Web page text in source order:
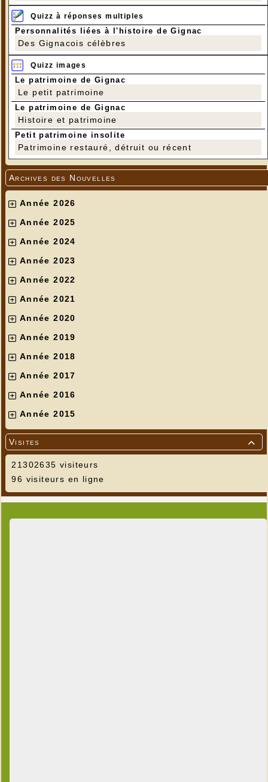
Quizz à réponses multiples
Personnalités liées à l'histoire de Gignac
Des Gignacois célèbres
Quizz images
Le patrimoine de Gignac
Le petit patrimoine
Le patrimoine de Gignac
Histoire et patrimoine
Petit patrimoine insolite
Patrimoine restauré, détruit ou récent
Archives des Nouvelles
Année 2026
Année 2025
Année 2024
Année 2023
Année 2022
Année 2021
Année 2020
Année 2019
Année 2018
Année 2017
Année 2016
Année 2015

Visites
21302635 visiteurs
96 visiteurs en ligne